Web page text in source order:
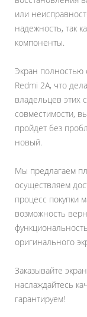
или
надежность, так
компоненты.
Экран полностью
Redmi 2A, что
владельцев этих
совместимости,
пройдет без
новый.
Мы предлагаем
осуществляем
процесс покупки
возможность
оригинального
Заказывайте
наслаждайтесь
гарантируем!